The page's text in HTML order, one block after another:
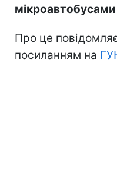
Про це
посиланням на